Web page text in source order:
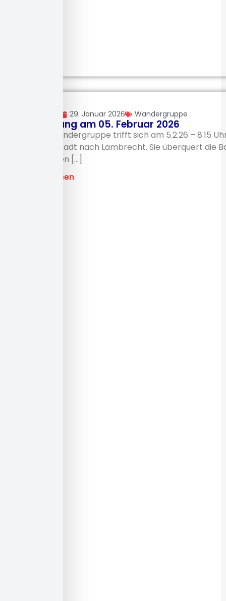
29. Januar 2026 Wandergruppe
Wanderung am 05. Februar 2026
Die TV-Wandergruppe trifft sich am 5.2.26 – 8:15
über Neustadt nach Lambrecht. Sie überquert die
blau/gelben [...]
Beitrag lesen